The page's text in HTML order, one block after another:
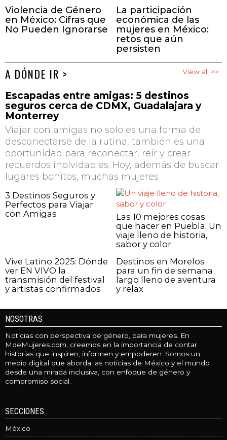
Violencia de Género
en México: Cifras que
No Pueden Ignorarse
La participación
económica de las
mujeres en México:
retos que aún
persisten
A DÓNDE IR > View all >>
Escapadas entre amigas: 5 destinos
seguros cerca de CDMX, Guadalajara y
Monterrey
Viajar con amigas no solo es una forma de
desconectarse de la rutina, también es una
oportunidad para reconectar, reír y crear
recuerdos inolvidables. Hoy, además de buscar
lugares bonitos, muchas mujeres
3 Destinos Seguros y
Perfectos para Viajar
con Amigas
Las 10 mejores cosas
que hacer en Puebla: Un
viaje lleno de historia,
sabor y color
Vive Latino 2025: Dónde
ver EN VIVO la
transmisión del festival
y artistas confirmados
Destinos en Morelos
para un fin de semana
largo lleno de aventura
y relax
NOSOTRAS
Noticias con perspectiva de género, para mujeres. En
MdeMujeres.com, creemos en la importancia de contar
historias que inspiren, informen y empoderen. Somos un
medio digital que aborda las noticias de México y el mundo
desde una mirada inclusiva, con enfoque de género y
compromiso social.
SECCIONES
México